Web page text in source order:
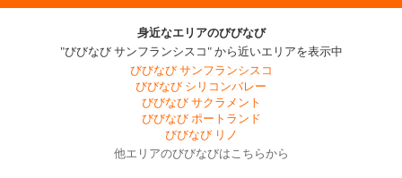
身近なエリアのびびなび
"びびなび サンフランシスコ" から近いエリアを表示中
びびなび サンフランシスコ
びびなび シリコンバレー
びびなび サクラメント
びびなび ポートランド
びびなび リノ
他エリアのびびなびはこちらから